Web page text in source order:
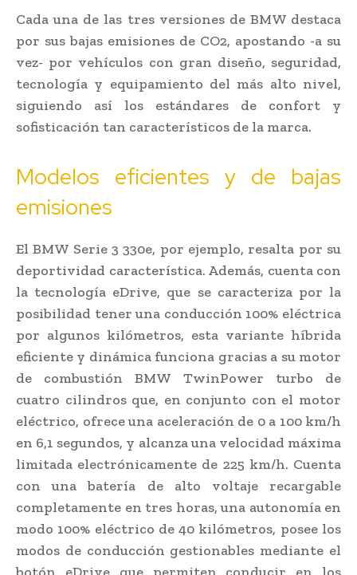
Cada una de las tres versiones de BMW destaca
por sus bajas emisiones de CO2, apostando -a su
vez- por vehículos con gran diseño, seguridad,
tecnología y equipamiento del más alto nivel,
siguiendo así los estándares de confort y
sofisticación tan característicos de la marca.
Modelos eficientes y de bajas
emisiones
El BMW Serie 3 330e, por ejemplo, resalta por su
deportividad característica. Además, cuenta con
la tecnología eDrive, que se caracteriza por la
posibilidad tener una conducción 100% eléctrica
por algunos kilómetros, esta variante híbrida
eficiente y dinámica funciona gracias a su motor
de combustión BMW TwinPower turbo de
cuatro cilindros que, en conjunto con el motor
eléctrico, ofrece una aceleración de 0 a 100 km/h
en 6,1 segundos, y alcanza una velocidad máxima
limitada electrónicamente de 225 km/h. Cuenta
con una batería de alto voltaje recargable
completamente en tres horas, una autonomía en
modo 100% eléctrico de 40 kilómetros, posee los
modos de conducción gestionables mediante el